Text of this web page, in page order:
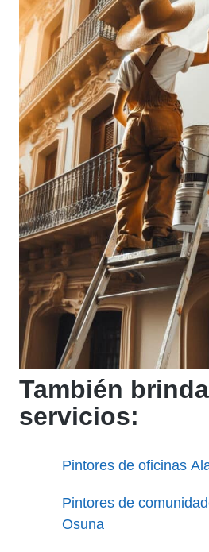
También
servicios:
Pintores de oficinas
Pintores de
Osuna